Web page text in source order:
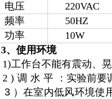
电压
220VAC
频率
50HZ
功率
10W
3、使用环境
1)工作台不能有震动、晃
2 ) 调 水 平
：实验前要
）在室内低风环境使